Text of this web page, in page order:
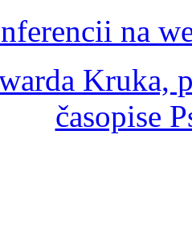
na
Kruka,
časopise